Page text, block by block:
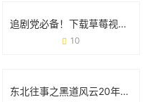
追剧党必备！下载草莓视频APP免费无限观看版实测体验
10
东北往事之黑道风云20年：一部江湖浮世绘，藏着多少人的青春与血性